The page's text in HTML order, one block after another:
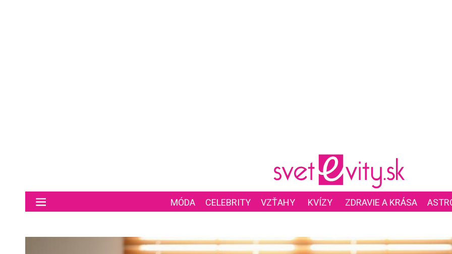
MÓDA CELEBRITY VZŤAHY KVÍZY ZDRAVIE A KRÁSA